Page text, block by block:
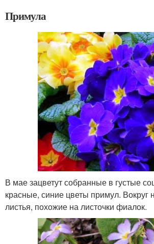
Примула
В мае зацветут собранные в густые
красные, синие цветы примул. Вокруг
листья, похожие на листочки фиалок.